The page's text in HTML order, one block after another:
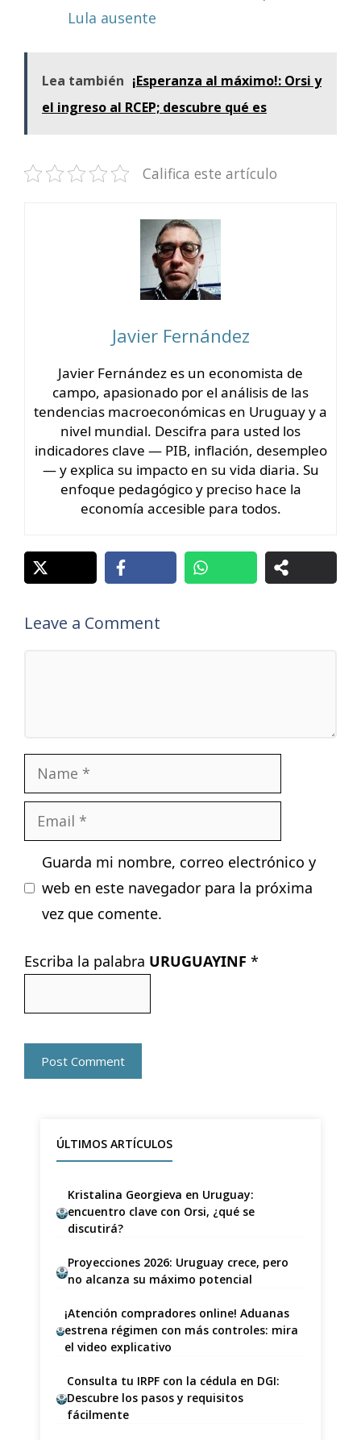
Lula ausente
Lea también ¡Esperanza al máximo!: Orsi y
el ingreso al RCEP; descubre qué es
Califica este artículo
Javier Fernández
Javier Fernández es un economista de
campo, apasionado por el análisis de las
tendencias macroeconómicas en Uruguay y a
nivel mundial. Descifra para usted los
indicadores clave — PIB, inflación, desempleo
— y explica su impacto en su vida diaria. Su
enfoque pedagógico y preciso hace la
economía accesible para todos.
Leave a Comment
Name
Email
Guarda mi nombre, correo electrónico y
web en este navegador para la próxima
vez que comente.
Escriba la palabra URUGUAYINF *
ÚLTIMOS ARTÍCULOS
Kristalina Georgieva en Uruguay:
encuentro clave con Orsi, ¿qué se
discutirá?
Proyecciones 2026: Uruguay crece, pero
no alcanza su máximo potencial
¡Atención compradores online! Aduanas
estrena régimen con más controles: mira
el video explicativo
Consulta tu IRPF con la cédula en DGI:
Descubre los pasos y requisitos
fácilmente